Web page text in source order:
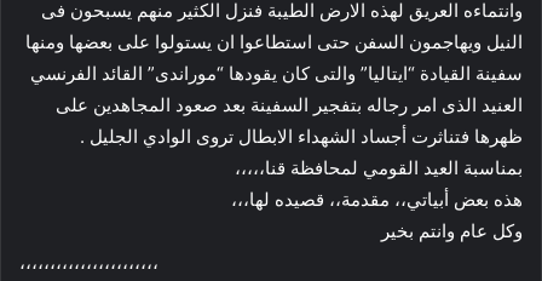
وانتماءه العريق لهذه الارض الطيبة فنزل الكثير منهم يسبحون فى
النيل ويهاجمون السفن حتى استطاعوا ان يستولوا على بعضها ومنها
سفينة القيادة “ايتاليا” والتى كان يقودها “موراندى” القائد الفرنسي
العنيد الذى امر رجاله بتفجير السفينة بعد صعود المجاهدين على
ظهرها فتناثرت أجساد الشهداء الابطال تروى الوادي الجليل .
بمناسبة العيد القومي لمحافظة قنا،،،،،
هذه بعض أبياتي،، مقدمة،، قصيده لها،،،
وكل عام وانتم بخير
،،،،،،،،،،،،،،،،،،،،،،،